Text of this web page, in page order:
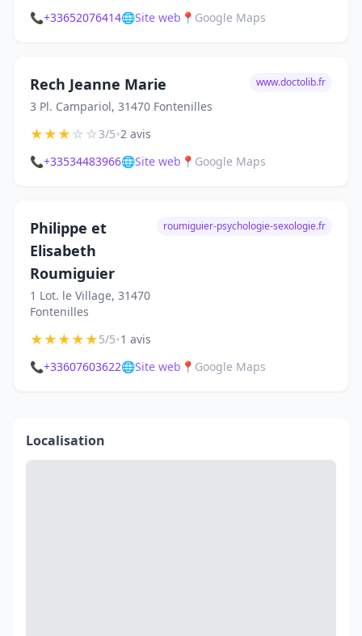
📞+33652076414🌐Site web 📍 Google Maps
Rech Jeanne Marie
3 Pl. Campariol, 31470 Fontenilles
www.doctolib.fr
★★★☆☆3/5•2 avis
📞+33534483966🌐Site web 📍 Google Maps
Philippe et
Elisabeth
Roumiguier
1 Lot. le Village, 31470
Fontenilles
roumiguier-psychologie-sexologie.fr
★★★★★5/5•1 avis
📞+33607603622🌐Site web 📍 Google Maps
Localisation